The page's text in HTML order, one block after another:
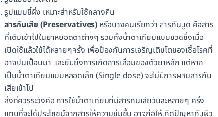
รูปแบบขี้ผึ้ง เหมาะสำหรับใช้กลางคืน
สารกันเสีย (Preservatives) หรือบางคนเรียกว่า สารกันบูด คือสาร
ที่เติมเข้าไปในยาหยอดตาต่างๆ รวมทั้งน้ำตาเทียมแบบขวดซึ่งเมื่อ
เปิดใช้แล้วใช้ได้หลายๆครั้ง เพื่อป้องกันการเจริญเติบโตของเชื้อโรคที่
อาจปนเปื้อนมา และยับยั้งการเกิดการเสื่อมของตัวยาหลัก แต่หาก
เป็นน้ำตาเทียมแบบหลอดเล็ก (Single dose) จะไม่มีการผสมสารกัน
เสียเข้าไป
สิ่งที่ควรระวังคือ การใช้น้ำตาเทียมที่มีสารกันเสียวันละหลายๆ ครั้ง
แทนที่จะได้ประโยชน์จากสารให้ความชุ่มชื้น อาจก่อให้เกิดปัญหากับผิว